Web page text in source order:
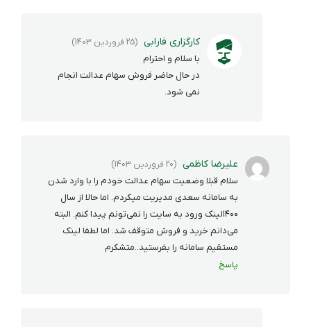
کارگزاری فارابی (25 فروردین 1403)
با سلام و احترام
در حال حاضر فروش سهام عدالت انجام
نمی شود.
علیرضا کاظمی (20 فروردین 1403)
سلام قبلا وضعیت سهام عدالت خودم را با وارد شدن
به سامانه سعدی مدیریت میکردم. اما حالا از سال
۱۴۰۰لینک ورود به سایت را نمی‌تونم پيدا کنم. البته
می‌دانم خرید و فروش متوقف شد. اما لطفا لینک
مستقیم سامانه را بفرستید..متشکرم
پاسخ